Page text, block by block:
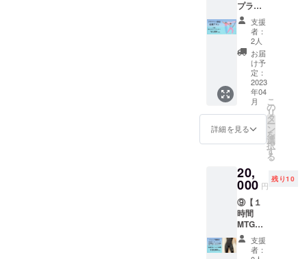
の際に
はこち
らから
ご連絡
いたし
ます。
頂けま
す。
※2023
年6月以
降、順
次郵送
にて対
応させ
て頂き
ます。
※生産ラ
インの
一部遅
けが遅
れる場
合がご
ざいま
す。そ
の際に
はこち
らから
夫。生
理中も
コレを
履いて
もっと
水泳を
楽しも
う！ ※
吸水
ショー
ツでは
ありま
※通常の
リー
ショー
ツとし
ても、
ご利用
頂けま
す。
※2023
さい。
水泳
コーチ
が本気
で考え
た『水
泳中に
使える
サニタ
リー
ショー
ツ』を
け致し
ます。
「漏れ
ない・
バレな
い・恥
ずかし
くな
プラ
ン。お
礼の
メール
をお送
りしま
す】 リ
ターン
はいら
ないけ
ど、応
援した
いとい
う温か
葉有難
うござ
いま
す！ 細
やかで
は御座
います
が、
支援
者：
2人
お届
け予
定：
2023
年04
月
詳細を見る
こ
の
リ
タ
ー
ン
を
選
択
す
る
20,
000 円
残り10
⑨【１
時間
MTG＋
ショー
ツ10支援
者：